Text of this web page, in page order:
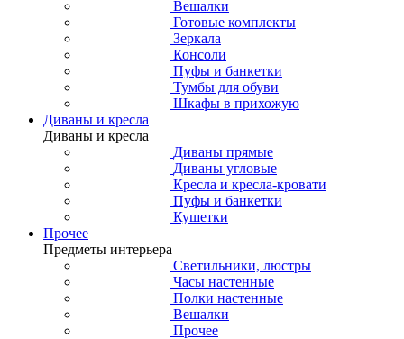
Вешалки
Готовые комплекты
Зеркала
Консоли
Пуфы и банкетки
Тумбы для обуви
Шкафы в прихожую
Диваны и кресла
Диваны и кресла
Диваны прямые
Диваны угловые
Кресла и кресла-кровати
Пуфы и банкетки
Кушетки
Прочее
Предметы интерьера
Светильники, люстры
Часы настенные
Полки настенные
Вешалки
Прочее